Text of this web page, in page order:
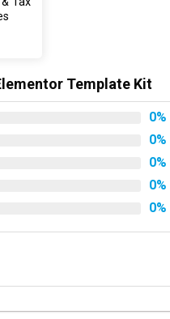
Template Kit
0%
0%
0%
0%
0%